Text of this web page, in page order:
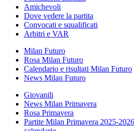
Amichevoli
Dove vedere la partita
Convocati e squalificati
Arbitri e VAR
Milan Futuro
Rosa Milan Futuro
Calendario e risultati Milan Futuro
News Milan Futuro
Giovanili
News Milan Primavera
Rosa Primavera
Partite Milan Primavera 2025-